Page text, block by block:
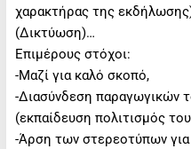
χαρακτήρας της
(Δικτύωση)…
Eπιμέρους στόχοι:
-Μαζί για καλό σκοπό,
-Διασύνδεση παραγωγικών
(εκπαίδευση πολιτισμός
-Άρση των στερεοτύπων